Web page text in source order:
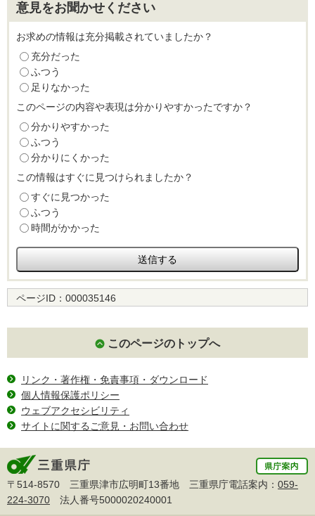
意見をお聞かせください
お求めの情報は充分掲載されていましたか？
充分だった
ふつう
足りなかった
このページの内容や表現は分かりやすかったですか？
分かりやすかった
ふつう
分かりにくかった
この情報はすぐに見つけられましたか？
すぐに見つかった
ふつう
時間がかかった
ページID： 000035146
このページのトップへ
リンク・著作権・免責事項・ダウンロード
個人情報保護ポリシー
ウェブアクセシビリティ
サイトに関するご意見・お問い合わせ
〒514-8570 三重県津市広明町13番地 三重県庁電話案内： 059-
224-3070 法人番号5000020240001